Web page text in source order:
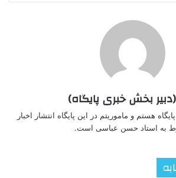
بخش خبری پایگاه)
هستم و ماموریتم در این پایگاه انتشار اخبار
به استاد حسن عباسی است.